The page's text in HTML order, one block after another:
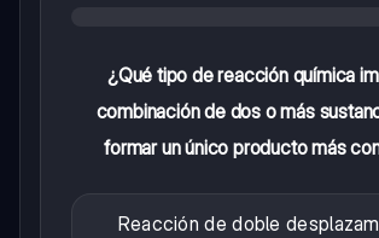
¿Qué tipo de reacción química
combinación de dos o más
formar un único producto más
Reacción de doble